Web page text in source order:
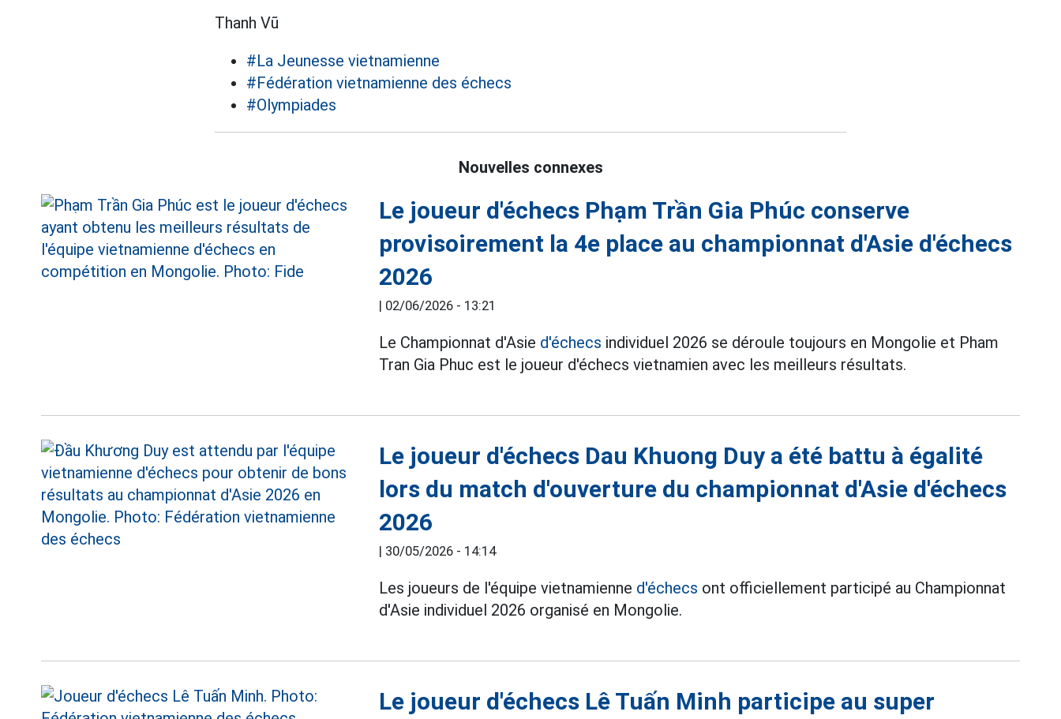
Thanh Vũ
#La Jeunesse vietnamienne
#Fédération vietnamienne des échecs
#Olympiades
Nouvelles connexes
Le joueur d'échecs Phạm Trần Gia Phúc conserve
provisoirement la 4e place au championnat d'Asie d'échecs
2026
| 02/06/2026 - 13:21
Le Championnat d'Asie d'échecs individuel 2026 se déroule toujours en Mongolie et Pham
Tran Gia Phuc est le joueur d'échecs vietnamien avec les meilleurs résultats.
Le joueur d'échecs Dau Khuong Duy a été battu à égalité
lors du match d'ouverture du championnat d'Asie d'échecs
2026
| 30/05/2026 - 14:14
Les joueurs de l'équipe vietnamienne d'échecs ont officiellement participé au Championnat
d'Asie individuel 2026 organisé en Mongolie.
Le joueur d'échecs Lê Tuấn Minh participe au super